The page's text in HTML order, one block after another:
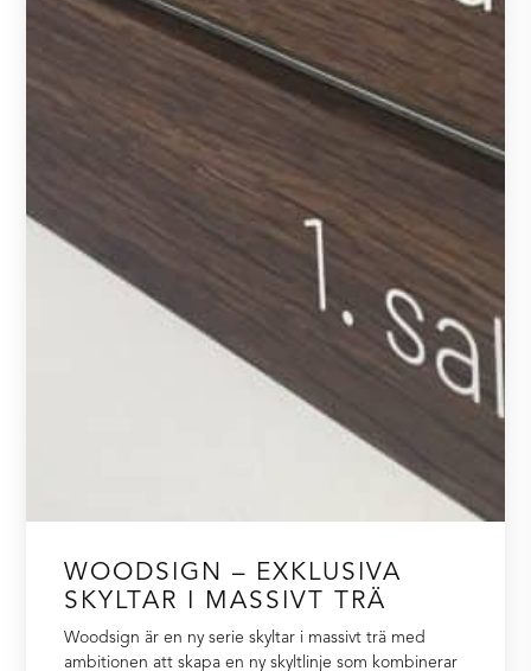
WOODSIGN – EXKLUSIVA
SKYLTAR I MASSIVT TRÄ
Woodsign är en ny serie skyltar i massivt trä med
ambitionen att skapa en ny skyltlinje som kombinerar